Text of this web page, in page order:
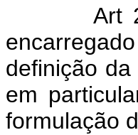
Art 20. O
definição
em
formulação